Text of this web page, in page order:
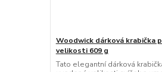
Woodwick dárková krabička
velikosti 609 g
Tato elegantní dárková